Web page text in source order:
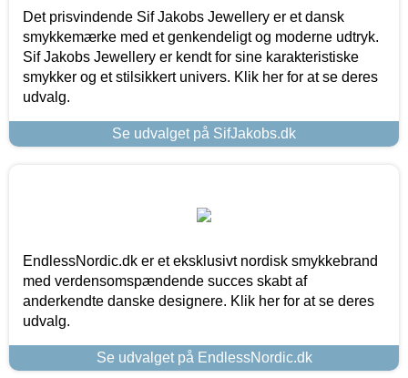
Det prisvindende Sif Jakobs Jewellery er et dansk
smykkemærke med et genkendeligt og moderne udtryk.
Sif Jakobs Jewellery er kendt for sine karakteristiske
smykker og et stilsikkert univers. Klik her for at se deres
udvalg.
Se udvalget på SifJakobs.dk
EndlessNordic.dk er et eksklusivt nordisk smykkebrand
med verdensomspændende succes skabt af
anderkendte danske designere. Klik her for at se deres
udvalg.
Se udvalget på EndlessNordic.dk